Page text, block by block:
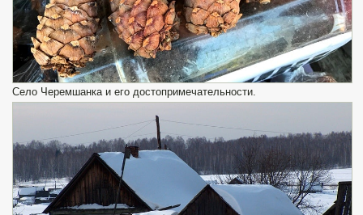
Село Черемшанка и его достопримечательности.